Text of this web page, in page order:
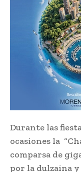
Durante las
ocasiones la
comparsa de
por la dulzaina